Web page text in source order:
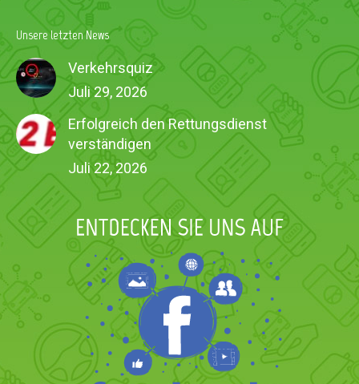
Unsere letzten News
Verkehrsquiz
Juli 29, 2026
Erfolgreich den Rettungsdienst
verständigen
Juli 22, 2026